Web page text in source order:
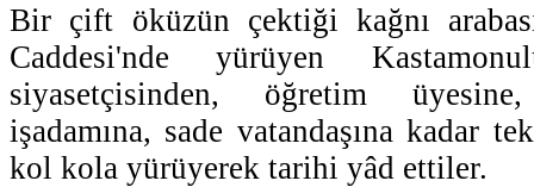
Bir çift öküzün çektiği kağnı
Caddesi'nde yürüyen
siyasetçisinden, öğretim
işadamına, sade vatandaşına kadar
kol kola yürüyerek tarihi yâd ettiler.